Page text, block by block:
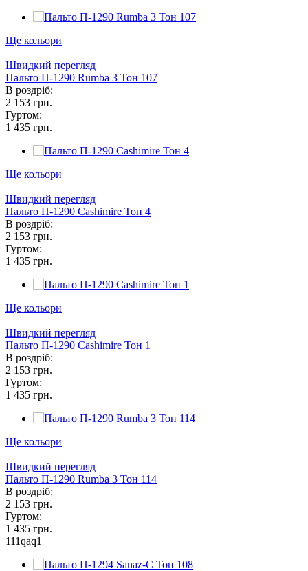
Ще кольори
Швидкий перегляд
Пальто П-1290 Rumba 3 Тон 107
В роздріб:
2 153 грн.
Гуртом:
1 435 грн.
Ще кольори
Швидкий перегляд
Пальто П-1290 Сashimire Тон 4
В роздріб:
2 153 грн.
Гуртом:
1 435 грн.
Ще кольори
Швидкий перегляд
Пальто П-1290 Сashimire Тон 1
В роздріб:
2 153 грн.
Гуртом:
1 435 грн.
Ще кольори
Швидкий перегляд
Пальто П-1290 Rumba 3 Тон 114
В роздріб:
2 153 грн.
Гуртом:
1 435 грн.
111qaq1